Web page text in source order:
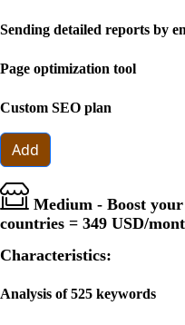
Sending detailed reports by
Page optimization tool
Custom SEO plan
Add
Medium - Boost
countries = 349 USD/
Characteristics:
Analysis of 525 keywords